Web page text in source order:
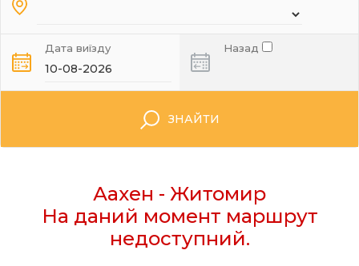
Дата виїзду Назад
ЗНАЙТИ
Аахен - Житомир
На даний момент маршрут
недоступний.